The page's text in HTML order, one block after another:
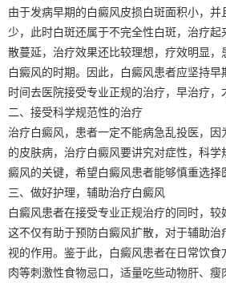
由于发病早期的白癜风皮损白斑面积小，并
少，此时白斑还属于不完全性白斑，治疗
散蔓延，治疗效果还比较理想，疗效明显，
白癜风的时期。因此，白癜风患者应坚持
时间去医院接受专业正规的治疗，早治疗，
二、接受科学规范性的治疗
治疗白癜风，患者一定不能病急乱投医，因
的皮肤病，治疗白癜风要讲究对症性，科学
癜风的关键，希望白癜风患者能够慎重选择
三、做好护理，辅助治疗白癜风
白癜风患者在接受专业正规治疗的同时，较
这不仅有助于预防白癜风扩散，对于辅助治
视的作用。鉴于此，白癜风患者在日常饮食
肉等刺激性食物忌口，适量吃些动物肝、